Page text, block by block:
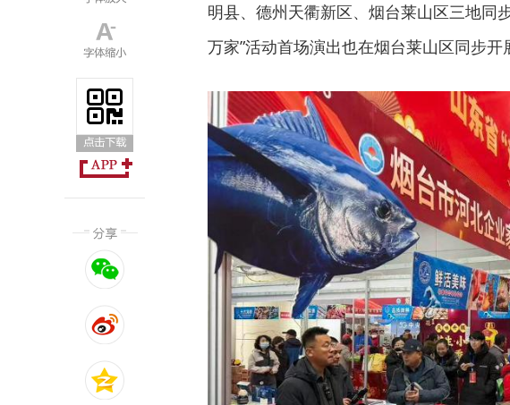
明县、德州天衢新区、烟台莱山区三地
万家”活动首场演出也在烟台莱山区同步开